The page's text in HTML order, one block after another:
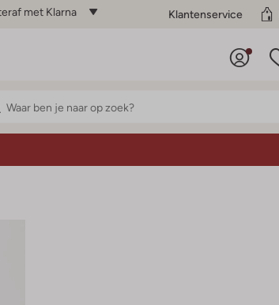
met Klarna Klantenservice